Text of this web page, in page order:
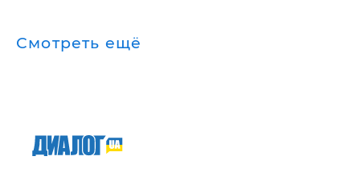
Смотреть ещё